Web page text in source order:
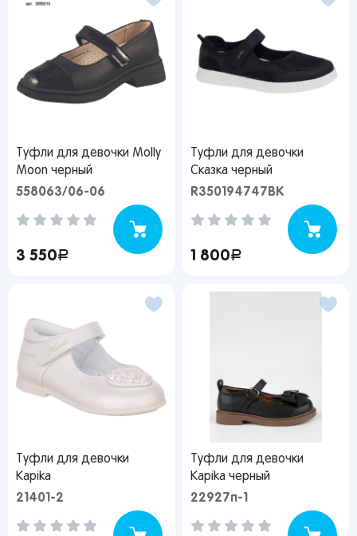
Туфли для девочки Molly
Moon черный
558063/06-06
3 550руб.
Туфли для девочки
Сказка черный
R350194747BK
1 800руб.
Туфли для девочки
Kapika
21401-2
Туфли для девочки
Kapika черный
22927п-1